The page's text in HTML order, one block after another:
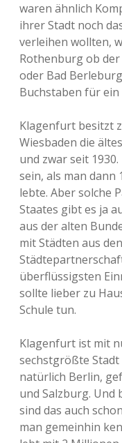
waren ähnlich
ihrer Stadt noch
verleihen wollten,
Rothenburg ob
oder Bad
Buchstaben für ein
Klagenfurt besitzt
Wiesbaden die
und zwar seit
sein, als man dann
lebte. Aber solche
Staates gibt es ja
aus der alten
mit Städten aus den
überflüssigsten
sollte lieber zu
Schule tun.
Klagenfurt ist mit
sechstgrößte
natürlich Berlin,
und Salzburg. Und
sind das auch
man gemeinhin